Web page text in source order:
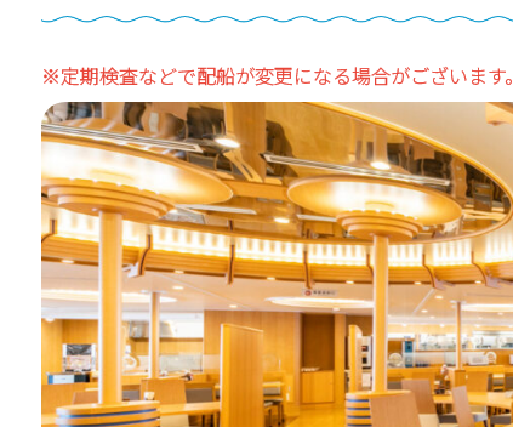
※定期検査などで配船が変更になる場合がございます。